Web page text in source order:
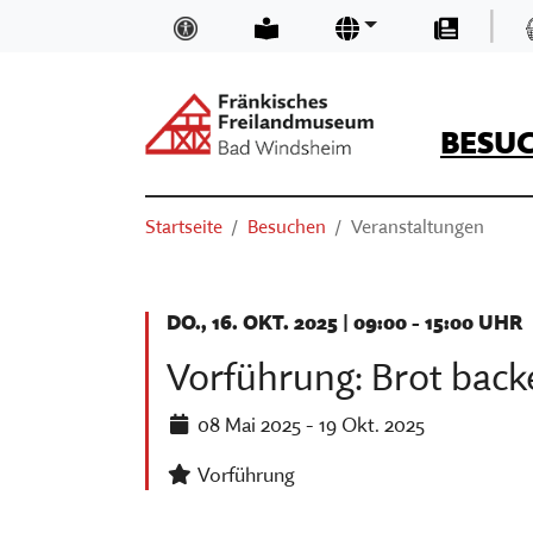
Zum Hauptinhalt springenInklusion und Barrierefreiheit
Leichte Sprache
Sprachen Presse
|
ORIENTIEREN IM MUSEUM
VERANSTALTUNGEN
(CURRENT)
AUSSTELLUNGEN
KURSE
VORTRÄGE
THEATER, KINO & KONZERTE
FÖRDERVEREIN
STELLENANGEBOTE
MUSEUMSAUFGABEN
Startseite Besuchen Veranstaltungen
Vorführung: Brot
DO., 16. OKT. 2025 | 09:00 - 15:00 UHR
08 Mai 2025- 19 Okt. 2025
Vorführung